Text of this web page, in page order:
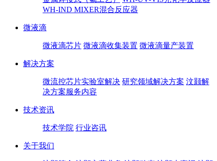
WH-IND MIXER混合反应器
微液滴
微液滴芯片 微液滴收集装置 微液滴量产装置
解决方案
微流控芯片实验室解决 研究领域解决方案 汶颢解
决方案服务内容
技术资讯
技术学院 行业咨讯
关于我们